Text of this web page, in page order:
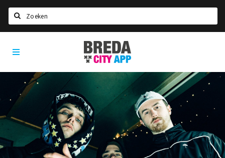
Home
Agenda
Deals
Party pics
Nieuws, interviews & blogs
Eten
Breda
City
App